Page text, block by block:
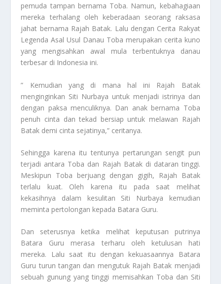
pemuda tampan bernama Toba. Namun, kebahagiaan
mereka terhalang oleh keberadaan seorang raksasa
jahat bernama Rajah Batak. Lalu dengan Cerita Rakyat
Legenda Asal Usul Danau Toba merupakan cerita kuno
yang mengisahkan awal mula terbentuknya danau
terbesar di Indonesia ini.
” Kemudian yang di mana hal ini Rajah Batak
menginginkan Siti Nurbaya untuk menjadi istrinya dan
dengan paksa menculiknya. Dan anak bernama Toba
penuh cinta dan tekad bersiap untuk melawan Rajah
Batak demi cinta sejatinya,” ceritanya.
Sehingga karena itu tentunya pertarungan sengit pun
terjadi antara Toba dan Rajah Batak di dataran tinggi.
Meskipun Toba berjuang dengan gigih, Rajah Batak
terlalu kuat. Oleh karena itu pada saat melihat
kekasihnya dalam kesulitan Siti Nurbaya kemudian
meminta pertolongan kepada Batara Guru.
Dan seterusnya ketika melihat keputusan putrinya
Batara Guru merasa terharu oleh ketulusan hati
mereka. Lalu saat itu dengan kekuasaannya Batara
Guru turun tangan dan mengutuk Rajah Batak menjadi
sebuah gunung yang tinggi memisahkan Toba dan Siti